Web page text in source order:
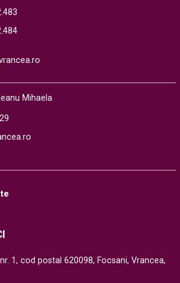
Mihaela
1, cod postal 620098, Focsani, Vrancea,